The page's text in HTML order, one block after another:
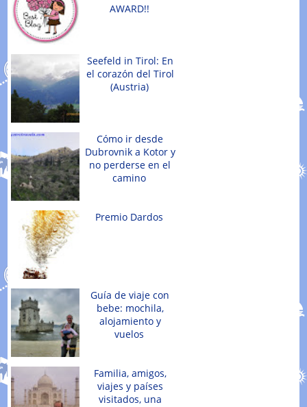
AWARD!!
Seefeld in Tirol: En
el corazón del Tirol
(Austria)
Cómo ir desde
Dubrovnik a Kotor y
no perderse en el
camino
Premio Dardos
Guía de viaje con
bebe: mochila,
alojamiento y
vuelos
Familia, amigos,
viajes y países
visitados, una